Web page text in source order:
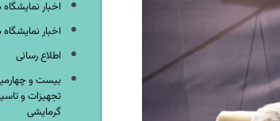
اخبار
اخبار
اطلاع رسانی
بیست و
تجهیزات و
گرمایشی